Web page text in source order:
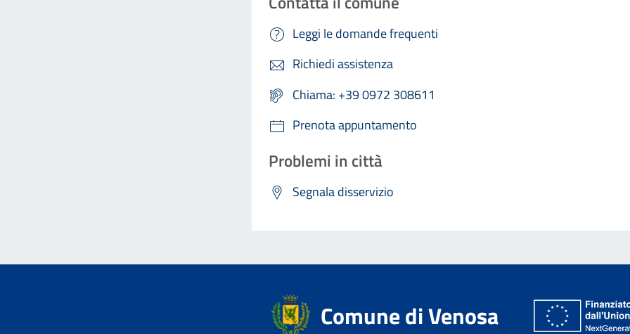
Leggi le domande frequenti
Richiedi assistenza
Chiama: +39 0972 308611
Prenota appuntamento
Problemi in città
Segnala disservizio
Comune di Venosa